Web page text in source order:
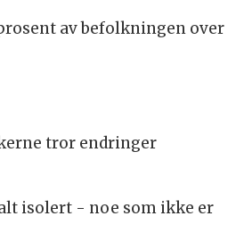
av befolkningen over
tror endringer
isolert - noe som ikke er